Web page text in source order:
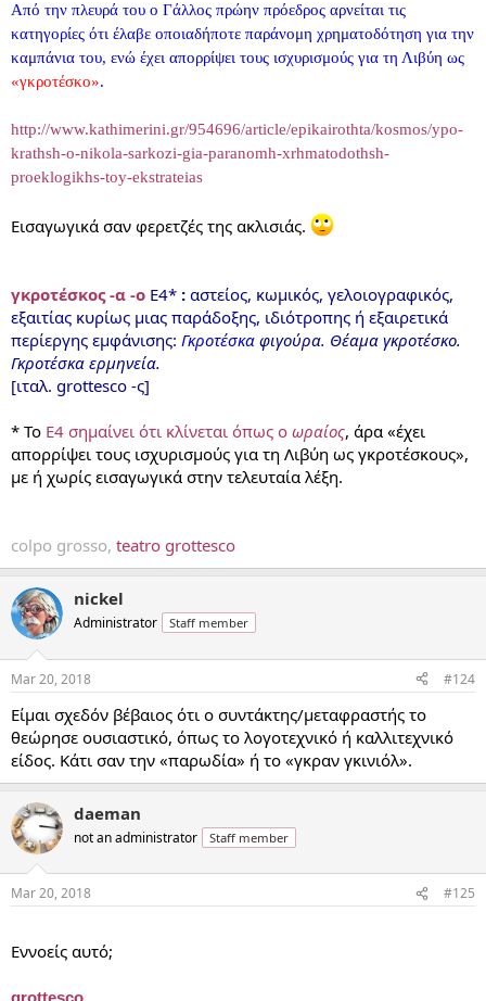
Από την πλευρά του ο Γάλλος πρώην πρόεδρος αρνείται τις
κατηγορίες ότι έλαβε οποιαδήποτε παράνομη χρηματοδότηση για την
καμπάνια του, ενώ έχει απορρίψει τους ισχυρισμούς για τη Λιβύη ως
«γκροτέσκο».
http://www.kathimerini.gr/954696/article/epikairothta/kosmos/ypo-
krathsh-o-nikola-sarkozi-gia-paranomh-xrhmatodothsh-
proeklogikhs-toy-ekstrateias
Εισαγωγικά σαν φερετζές της ακλισιάς.
γκροτέσκος -α -ο Ε4* : αστείος, κωμικός, γελοιογραφικός,
εξαιτίας κυρίως μιας παράδοξης, ιδιότροπης ή εξαιρετικά
περίεργης εμφάνισης: Γκροτέσκα φιγούρα. Θέαμα γκροτέσκο.
Γκροτέσκα ερμηνεία.
[ιταλ. grottesco -ς]
* Το Ε4 σημαίνει ότι κλίνεται όπως ο ωραίος, άρα «έχει
απορρίψει τους ισχυρισμούς για τη Λιβύη ως γκροτέσκους»,
με ή χωρίς εισαγωγικά στην τελευταία λέξη.
colpo grosso, teatro grottesco
nickel
Administrator Staff member
Mar 20, 2018 #124
Είμαι σχεδόν βέβαιος ότι ο συντάκτης/μεταφραστής το
θεώρησε ουσιαστικό, όπως το λογοτεχνικό ή καλλιτεχνικό
είδος. Κάτι σαν την «παρωδία» ή το «γκραν γκινιόλ».
daeman
not an administrator Staff member
Mar 20, 2018 #125
Εννοείς αυτό;
grottesco